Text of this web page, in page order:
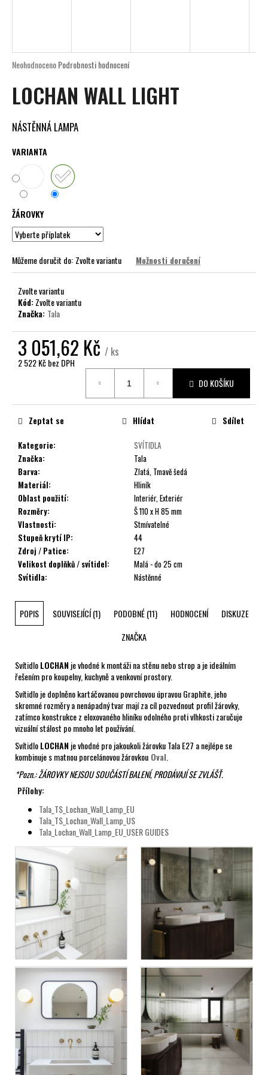
Průměrné
produktu
z
5
NeohodnocenoPodrobnosti hodnocení
LOCHAN WALL LIGHT
NÁSTĚNNÁ LAMPA
VARIANTA
ŽÁROVKY
Můžeme doručit do: Zvolte variantu Možnosti doručení
Zvolte variantu
Kód:Zvolte variantu
Značka: Tala
3 051,62 Kč / ks
2 522 Kčbez DPH
DO KOŠÍKU
Kategorie:
SVÍTIDLA
Značka:
Tala
Barva:
Zlatá, Tmavě šedá
Materiál:
Hliník
Oblast použití:
Interiér, Exteriér
Rozměry:
Š 110 x H 85 mm
Vlastnosti:
Stmívatelné
Stupeň krytí IP:
44
Zdroj / Patice:
E27
Velikost doplňků / svítidel:
Malá - do 25 cm
Svítidla: Nástěnné
Zeptat se Hlídat Sdílet
POPIS SOUVISEJÍCÍ (1) PODOBNÉ (11) HODNOCENÍ
DISKUZE
ZNAČKA
SvítidloLOCHANje vhodné k montáži na stěnu nebo strop a je ideálním
řešením pro koupelny, kuchyně a venkovní prostory.
Svítidlo je doplněno kartáčovanou povrchovou úpravou Graphite, jeho
skromné rozměry a nenápadný tvar mají za cíl pozvednout profil žárovky,
zatímco konstrukce z eloxovaného hliníku odolného proti vlhkosti zaručuje
vizuální stálost po mnoho let používání.
SvítidloLOCHANje vhodné pro jakoukoli žárovku Tala E27 a nejlépe se
kombinuje s matnou porcelánovou žárovkou Oval
*Pozn.: ŽÁROVKY NEJSOU SOUČÁSTÍ BALENÍ, PRODÁVAJÍ SEZVLÁŠŤ.
Přílohy:
Tala_TS_Lochan_Wall_Lamp_EU
Tala_TS_Lochan_Wall_Lamp_US
Tala_Lochan_Wall_Lamp_EU_USER GUIDES
í
t
o
p
o
r
u
č
e